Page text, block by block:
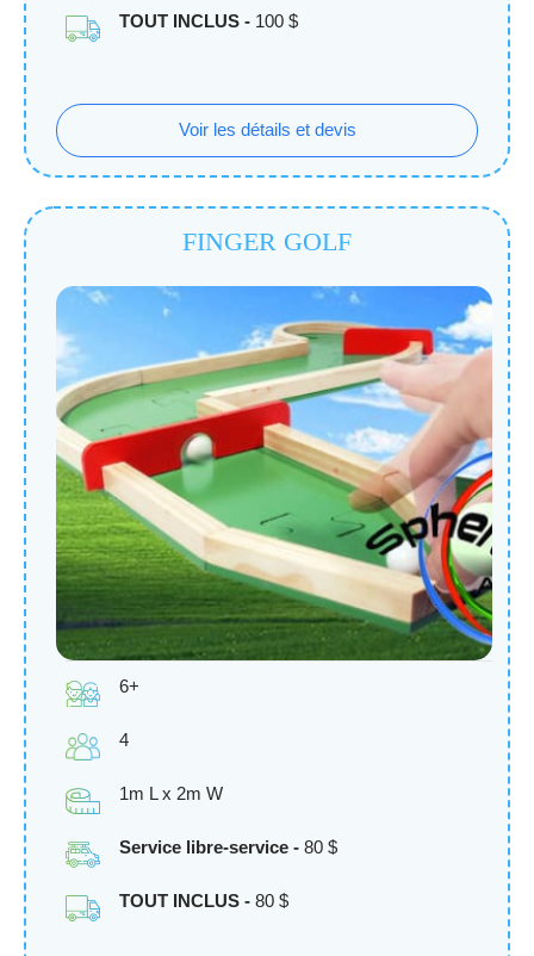
TOUT INCLUS - 100 $
Voir les détails et devis
FINGER GOLF
6+
4
1m L x 2m W
Service libre-service - 80 $
TOUT INCLUS - 80 $